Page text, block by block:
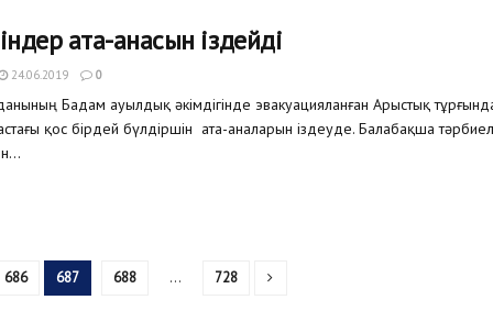
ата-анасын іздейді
24.06.2019 0
Бадам ауылдық әкімдігінде эвакуацияланған Арыстық
қос бірдей бүлдіршін ата-аналарын іздеуде. Балабақша
686 687 688 … 728